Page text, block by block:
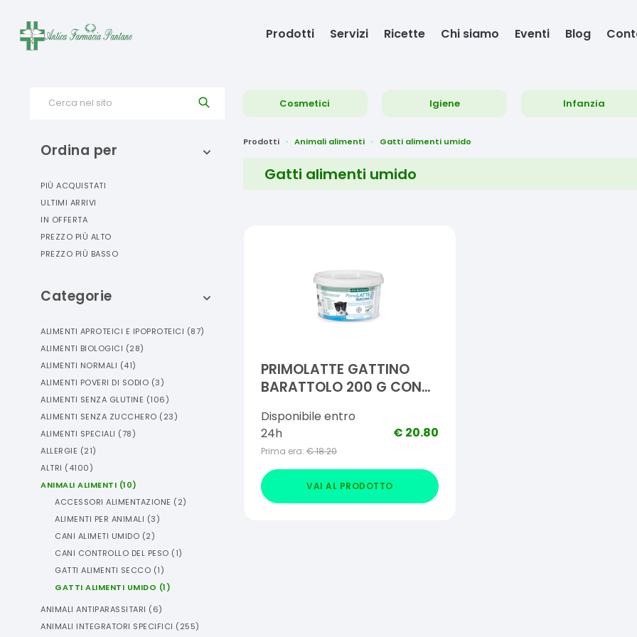
Prodotti Servizi Ricette Chi siamo Eventi Blog
Cerca nel sito Cosmetici Igiene Infanzia
Ordina per
PIÙ ACQUISTATI
ULTIMI ARRIVI
IN OFFERTA
PREZZO PIÙ ALTO
PREZZO PIÙ BASSO
Categorie
ALIMENTI APROTEICI E IPOPROTEICI (87)
ALIMENTI BIOLOGICI (28)
ALIMENTI NORMALI (41)
ALIMENTI POVERI DI SODIO (3)
ALIMENTI SENZA GLUTINE (106)
ALIMENTI SENZA ZUCCHERO (23)
ALIMENTI SPECIALI (78)
ALLERGIE (21)
ALTRI (4100)
ANIMALI ALIMENTI (10)
ACCESSORI ALIMENTAZIONE (2)
ALIMENTI PER ANIMALI (3)
CANI ALIMETI UMIDO (2)
CANI CONTROLLO DEL PESO (1)
GATTI ALIMENTI SECCO (1)
GATTI ALIMENTI UMIDO (1)
ANIMALI ANTIPARASSITARI (6)
ANIMALI INTEGRATORI SPECIFICI (255)
Prodotti Animali alimenti Gatti alimenti umido
Gatti alimenti umido
PRIMOLATTE GATTINO
BARATTOLO 200 G CON
Disponibile entro
24h
Prima era: €18.20
€ 20.80
VAI AL PRODOTTO